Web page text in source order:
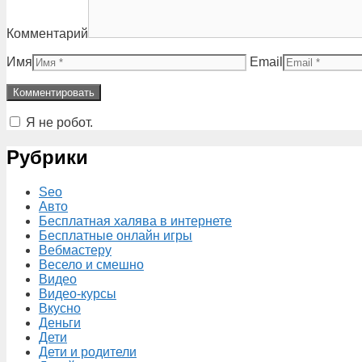
Комментарий
Имя Email
Я не робот.
Рубрики
Seo
Авто
Бесплатная халява в интернете
Бесплатные онлайн игры
Вебмастеру
Весело и смешно
Видео
Видео-курсы
Вкусно
Деньги
Дети
Дети и родители